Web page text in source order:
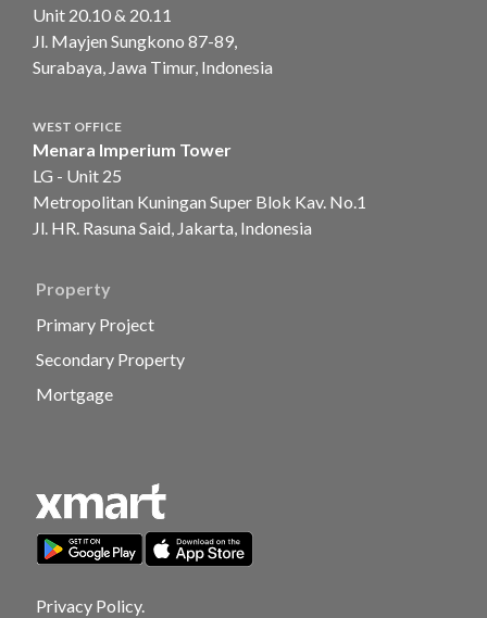
Unit 20.10 & 20.11
Jl. Mayjen Sungkono 87-89,
Surabaya, Jawa Timur, Indonesia
WEST OFFICE
Menara Imperium Tower
LG - Unit 25
Metropolitan Kuningan Super Blok Kav. No.1
Jl. HR. Rasuna Said, Jakarta, Indonesia
Property
Primary Project
Secondary Property
Mortgage
Privacy Policy.